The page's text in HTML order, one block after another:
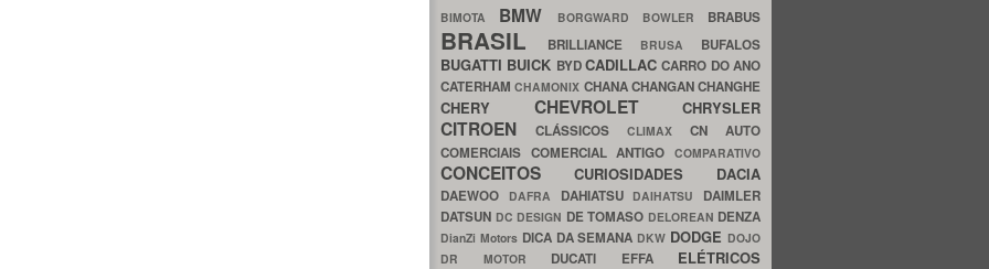
BIMOTA BMW BORGWARD BOWLER BRABUS
BRASIL BRILLIANCE BRUSA BUFALOS
BUGATTI BUICK BYDCADILLACCARRO DO ANO
CATERHAMCHAMONIX CHANACHANGANCHANGHE
CHERY CHEVROLET CHRYSLER
CITROEN CLÁSSICOS CLIMAX CN AUTO
COMERCIAIS COMERCIAL ANTIGOCOMPARATIVO
CONCEITOS CURIOSIDADES DACIA
DAEWOO DAFRA DAHIATSU DAIHATSU DAIMLER
DATSUN DC DESIGN DE TOMASO DELOREAN DENZA
DianZi Motors DICA DA SEMANA DKW DODGE DOJO
DR MOTOR DUCATI EFFA ELÉTRICOS